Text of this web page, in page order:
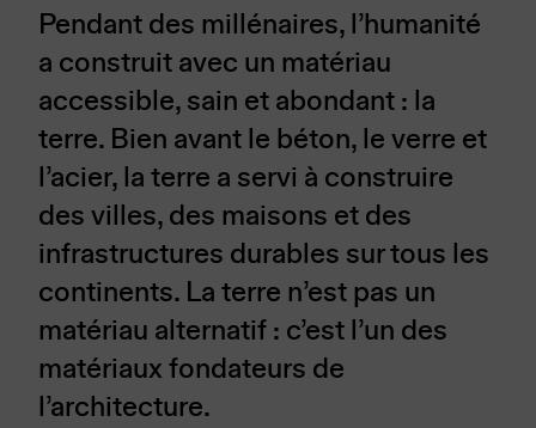
Pendant des millénaires, l’humanité
a construit avec un matériau
accessible, sain et abondant : la
terre. Bien avant le béton, le verre et
l’acier, la terre a servi à construire
des villes, des maisons et des
infrastructures durables sur tous les
continents. La terre n’est pas un
matériau alternatif : c’est l’un des
matériaux fondateurs de
l’architecture.